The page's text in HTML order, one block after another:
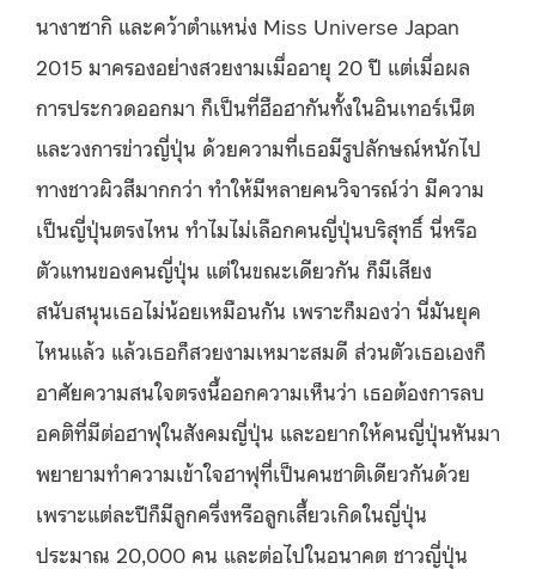
นางาซากิ และคว้าตำแหน่ง Miss Universe Japan
2015 มาครองอย่างสวยงามเมื่ออายุ 20 ปี แต่เมื่อผล
การประกวดออกมา ก็เป็นที่ฮือฮากันทั้งในอินเทอร์เน็ต
และวงการข่าวญี่ปุ่น ด้วยความที่เธอมีรูปลักษณ์หนักไป
ทางชาวผิวสีมากกว่า ทำให้มีหลายคนวิจารณ์ว่า มีความ
เป็นญี่ปุ่นตรงไหน ทำไมไม่เลือกคนญี่ปุ่นบริสุทธิ์ นี่หรือ
ตัวแทนของคนญี่ปุ่น แต่ในขณะเดียวกัน ก็มีเสียง
สนับสนุนเธอไม่น้อยเหมือนกัน เพราะก็มองว่า นี่มันยุค
ไหนแล้ว แล้วเธอก็สวยงามเหมาะสมดี ส่วนตัวเธอเองก็
อาศัยความสนใจตรงนี้ออกความเห็นว่า เธอต้องการลบ
อคติที่มีต่อฮาฟุในสังคมญี่ปุ่น และอยากให้คนญี่ปุ่นหันมา
พยายามทำความเข้าใจฮาฟุที่เป็นคนชาติเดียวกันด้วย
เพราะแต่ละปีก็มีลูกครึ่งหรือลูกเสี้ยวเกิดในญี่ปุ่น
ประมาณ 20,000 คน และต่อไปในอนาคต ชาวญี่ปุ่น